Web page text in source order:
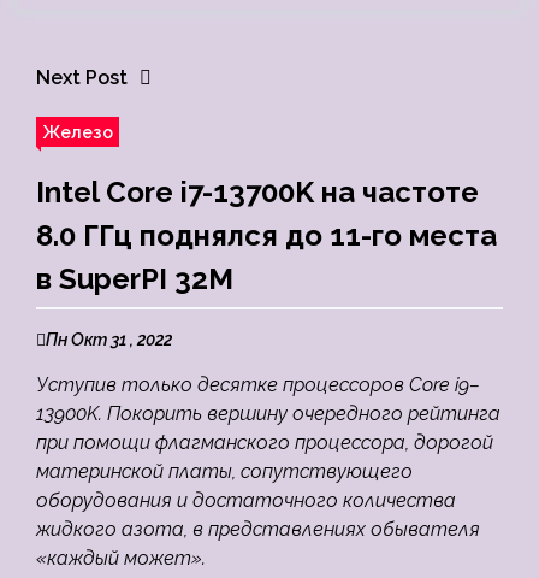
Next Post
Железо
Intel Core i7-13700K на частоте
8.0 ГГц поднялся до 11-го места
в SuperPI 32M
Пн Окт 31 , 2022
Уступив только десятке процессоров Core i9–
13900K. Покорить вершину очередного рейтинга
при помощи флагманского процессора, дорогой
материнской платы, сопутствующего
оборудования и достаточного количества
жидкого азота, в представлениях обывателя
«каждый может».